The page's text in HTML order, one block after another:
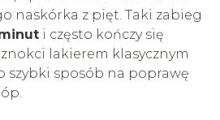
naskórka z pięt. Taki zabieg
i często kończy się
lakierem klasycznym
szybki sposób na poprawę